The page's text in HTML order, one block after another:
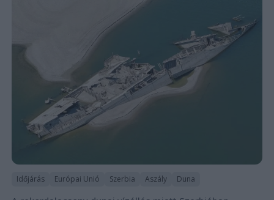
Időjárás Európai Unió Szerbia Aszály Duna